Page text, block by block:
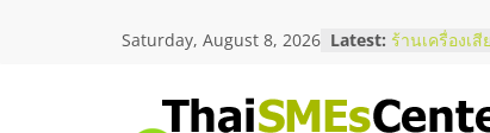
Saturday, August 8, 2026 Latest:
สัมมนาลงทุ
ร้านเครื่องเ
โซลูชันระบบ